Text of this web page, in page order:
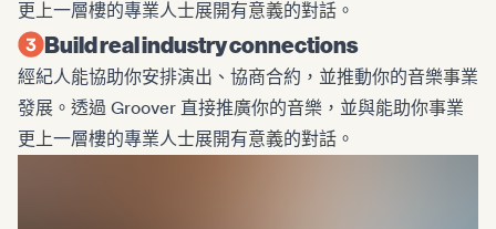
更上一層樓的專業人士展開有意義的對話。
Build real industry connections
經紀人能協助你安排演出、協商合約，並推動你的音樂事業
發展。透過 Groover 直接推廣你的音樂，並與能助你事業
更上一層樓的專業人士展開有意義的對話。